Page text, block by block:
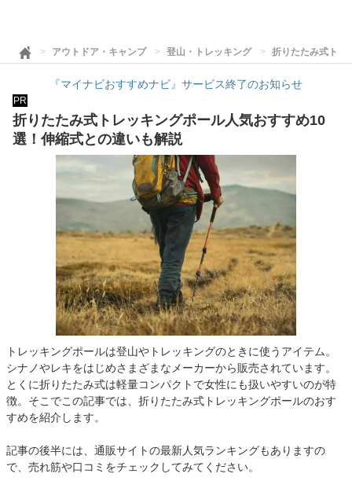
アウトドア・キャンプ 登山・トレッキング 折りたたみ式トレ
『マイナビおすすめナビ』サービス終了のお知らせ
PR
折りたたみ式トレッキングポール人気おすすめ10
選！伸縮式との違いも解説
トレッキングポールは登山やトレッキングのときに使うアイテム。
シナノやレキをはじめさまざまなメーカーから販売されています。
とくに折りたたみ式は軽量コンパクトで女性にも扱いやすいのが特
徴。そこでこの記事では、折りたたみ式トレッキングポールのおす
すめを紹介します。
記事の後半には、通販サイトの最新人気ランキングもありますの
で、売れ筋や口コミをチェックしてみてください。